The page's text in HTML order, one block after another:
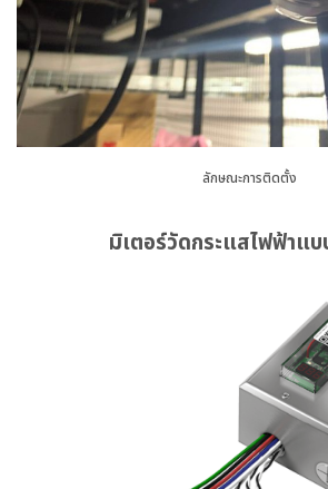
ลักษณะการติดตั้ง
มิเตอร์วัดกระแสไฟฟ้าแบ